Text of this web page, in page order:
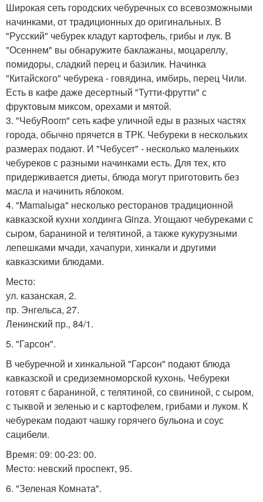
Широкая сеть городских чебуречных со всевозможными
начинками, от традиционных до оригинальных. В
"Русский" чебурек кладут картофель, грибы и лук. В
"Осеннем" вы обнаружите баклажаны, моцареллу,
помидоры, сладкий перец и базилик. Начинка
"Китайского" чебурека - говядина, имбирь, перец Чили.
Есть в кафе даже десертный "Тутти-фрутти" с
фруктовым миксом, орехами и мятой.
3. "ЧебуRoom" сеть кафе уличной еды в разных частях
города, обычно прячется в ТРК. Чебуреки в нескольких
размерах подают. И "Чебусет" - несколько маленьких
чебуреков с разными начинками есть. Для тех, кто
придерживается диеты, блюда могут приготовить без
масла и начинить яблоком.
4. "Mamalыga" несколько ресторанов традиционной
кавказской кухни холдинга Ginza. Угощают чебуреками с
сыром, бараниной и телятиной, а также кукурузными
лепешками мчади, хачапури, хинкали и другими
кавказскими блюдами.
Место:
ул. казанская, 2.
пр. Энгельса, 27.
Ленинский пр., 84/1.
5. "Гарсон".
В чебуречной и хинкальной "Гарсон" подают блюда
кавказской и средиземноморской кухонь. Чебуреки
готовят с бараниной, с телятиной, со свининой, с сыром,
с тыквой и зеленью и с картофелем, грибами и луком. К
чебурекам подают чашку горячего бульона и соус
сацибели.
Время: 09: 00-23: 00.
Место: невский проспект, 95.
6. "Зеленая Комната".